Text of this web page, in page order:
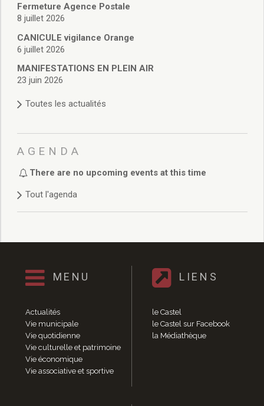
Budgets
Budget de Fonctionnement
Budget d’Investissement
Conseils municipaux
Règlement du conseil municipal
Déliberations 2026
Délibérations 2024
Délibérations 2022
Délibérations 2021
Délibérations 2019
Délibérations 2018
Délibérations 2012
Délibérations 2009
Délibérations 2008
Agenda réunions publiques
Marchés publics
Toutes les actualités
Fermeture Agence Postale
8 juillet 2026
CANICULE vigilance Orange
6 juillet 2026
MANIFESTATIONS EN PLEIN AIR
23 juin 2026
Toutes les actualités
AGENDA
There are no upcoming events at this time
Tout l'agenda
MENU
Actualités
Vie municipale
Vie quotidienne
Vie culturelle et patrimoine
Vie économique
Vie associative et sportive
LIENS
le Castel
le Castel sur Facebook
la Médiathèque